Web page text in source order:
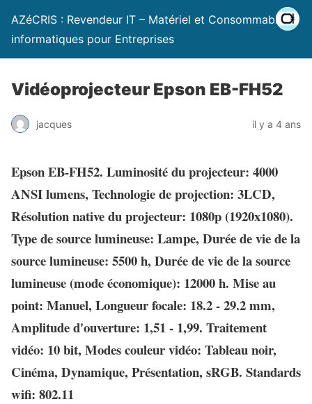
AZéCRIS : Revendeur IT – Matériel et Consommables
informatiques pour Entreprises
Vidéoprojecteur Epson EB-FH52
jacques il y a 4 ans
Epson EB-FH52. Luminosité du projecteur: 4000
ANSI lumens, Technologie de projection: 3LCD,
Résolution native du projecteur: 1080p (1920x1080).
Type de source lumineuse: Lampe, Durée de vie de la
source lumineuse: 5500 h, Durée de vie de la source
lumineuse (mode économique): 12000 h. Mise au
point: Manuel, Longueur focale: 18.2 - 29.2 mm,
Amplitude d'ouverture: 1,51 - 1,99. Traitement
vidéo: 10 bit, Modes couleur vidéo: Tableau noir,
Cinéma, Dynamique, Présentation, sRGB. Standards
wifi: 802.11